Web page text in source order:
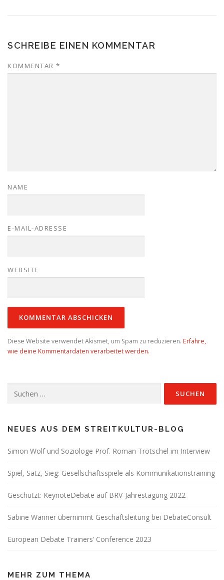
SCHREIBE EINEN KOMMENTAR
KOMMENTAR *
NAME
E-MAIL-ADRESSE
WEBSITE
Diese Website verwendet Akismet, um Spam zu reduzieren. Erfahre,
wie deine Kommentardaten verarbeitet werden.
nach:
NEUES AUS DEM STREITKULTUR-BLOG
Simon Wolf und Soziologe Prof. Roman Trötschel im Interview
Spiel, Satz, Sieg: Gesellschaftsspiele als Kommunikationstraining
Geschützt: KeynoteDebate auf BRV-Jahrestagung 2022
Sabine Wanner übernimmt Geschäftsleitung bei DebateConsult
European Debate Trainers‘ Conference 2023
MEHR ZUM THEMA